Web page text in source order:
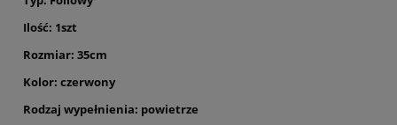
Ilość: 1szt
Rozmiar: 35cm
Kolor: czerwony
Rodzaj wypełnienia: powietrze